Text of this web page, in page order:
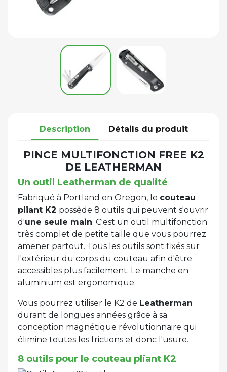
Description Détails du produit
PINCE MULTIFONCTION FREE K2
DE LEATHERMAN
Un outil Leatherman de qualité
Fabriqué à Portland en Oregon, le couteau
pliant K2 possède 8 outils qui peuvent s'ouvrir
d'une seule main. C'est un outil multifonction
très complet de petite taille que vous pourrez
amener partout. Tous les outils sont fixés sur
l'extérieur du corps du couteau afin d'être
accessibles plus facilement. Le manche en
aluminium est ergonomique.
Vous pourrez utiliser le K2 de Leatherman
durant de longues années grâce à sa
conception magnétique révolutionnaire qui
élimine toutes les frictions et donc l'usure.
8 outils pour le couteau pliant K2